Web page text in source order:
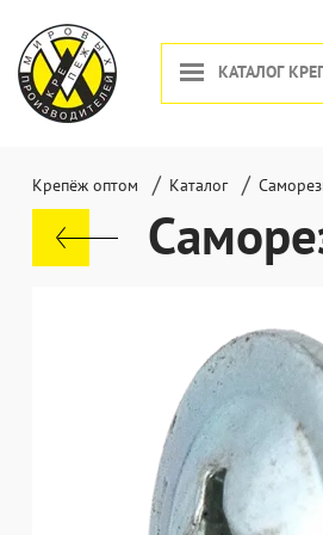
КАТАЛОГ
Крепёж оптом / Каталог /